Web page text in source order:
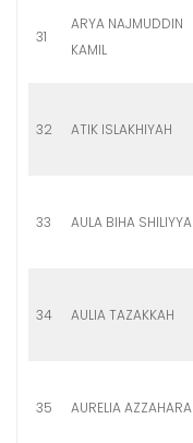
31
ARYA NAJMUDDIN
KAMIL
32 ATIK ISLAKHIYAH
33 AULA BIHA SHILIYYA
34 AULIA TAZAKKAH
35 AURELIA AZZAHARA